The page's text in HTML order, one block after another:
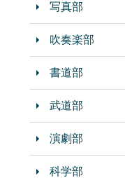
写真部
吹奏楽部
書道部
武道部
演劇部
科学部